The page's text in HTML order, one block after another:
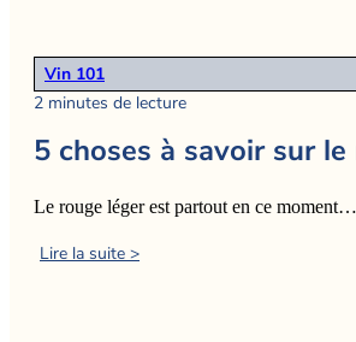
Vin 101
2 minutes de lecture
5 choses à savoir sur
Le rouge léger est partout en ce
Lire la suite >